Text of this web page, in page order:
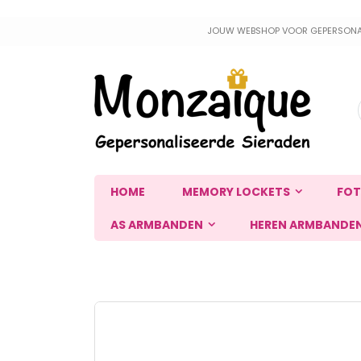
inhoud
JOUW WEBSHOP VOOR
HOME MEMORY LOCKETS
AS ARMBANDEN HEREN
Ga